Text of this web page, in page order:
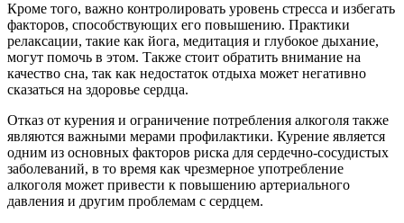
Кроме того, важно контролировать уровень стресса и избегать
факторов, способствующих его повышению. Практики
релаксации, такие как йога, медитация и глубокое дыхание,
могут помочь в этом. Также стоит обратить внимание на
качество сна, так как недостаток отдыха может негативно
сказаться на здоровье сердца.
Отказ от курения и ограничение потребления алкоголя также
являются важными мерами профилактики. Курение является
одним из основных факторов риска для сердечно-сосудистых
заболеваний, в то время как чрезмерное употребление
алкоголя может привести к повышению артериального
давления и другим проблемам с сердцем.